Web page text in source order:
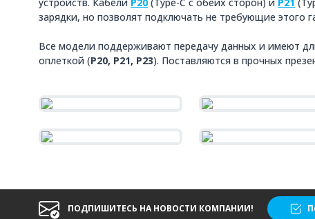
зарядки, но позволят подключать не требующие этого
Все модели поддерживают передачу данных и имеют
оплеткой (P20, P21, P23). Поставляются в прочных
ПОДПИШИТЕСЬ НА НОВОСТИ КОМПАНИИ!